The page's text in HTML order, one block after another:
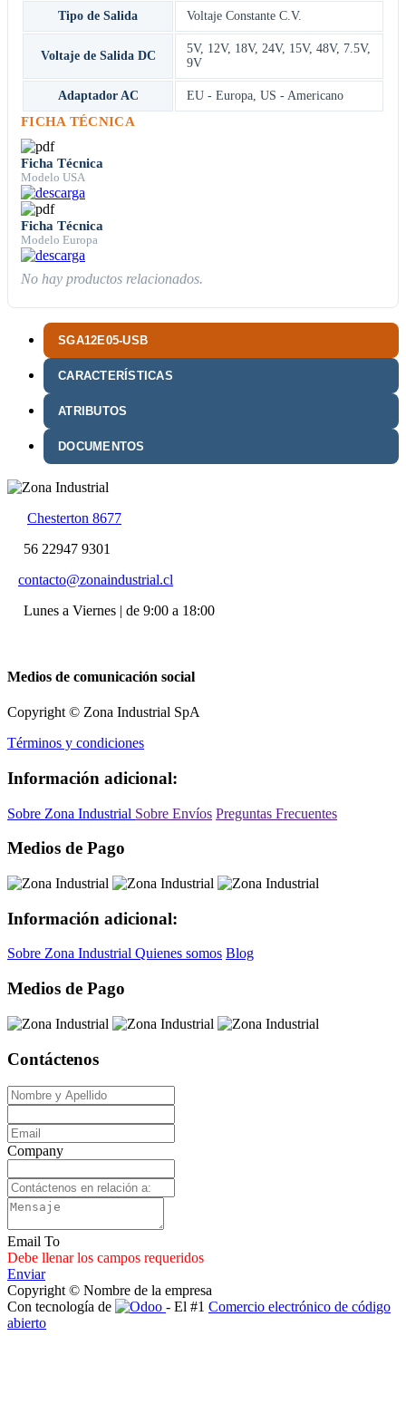
SGA12E05-USB
CARACTERÍSTICAS
ATRIBUTOS
DOCUMENTOS
Tipo de Salida Voltaje Constante C.V.
Voltaje de Salida DC
5V, 12V, 18V, 24V, 15V, 48V, 7.5V,
9V
Adaptador AC EU - Europa US - Americano
FICHA TÉCNICA
Ficha Técnica
Modelo USA
Ficha Técnica
Modelo Europa
No hay productos relacionados.
Chesterton 8677
56 22947 9301
contacto@zonaindustrial.cl
Lunes a Viernes | de 9:00 a 18:00
Medios de comunicación social
Copyright © Zona Industrial SpA
Términos y condiciones
Información adicional:
Sobre Zona Industrial Sobre Envíos Preguntas Frecuentes
Medios de Pago
Información adicional:
Sobre Zona Industrial Quienes somos Blog
Medios de Pago
Contáctenos
Company
Email To
Debe llenar los campos requeridos
Enviar
Copyright © Nombre de la empresa
Con tecnología de
- El #1 Comercio electrónico de código
abierto